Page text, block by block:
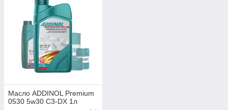
Масло ADDINOL Premium
0530 5w30 C3-DX 1л